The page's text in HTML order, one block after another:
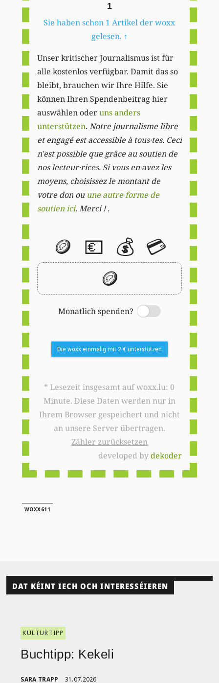
1
Sie haben schon 1 Artikel der woxx
gelesen. ↑
Unser kritischer Journalismus ist für
alle kostenlos verfügbar. Damit das so
bleibt, brauchen wir Ihre Hilfe. Sie
können Ihren Spendenbeitrag hier
auswählen oderuns anders
unterstützen. Notre journalisme libre
et engagé est accessible à tous·tes. Ceci
n'est possible que grâce au soutien de
nos lecteur·rices. Si vous en avez les
moyens, choisissez le montant de
votre don ou une autre forme de
soutien ici. Merci ! .
🪙 💶 💰 💳
🪙
Monatlich spenden?
Switch
Die woxx einmalig mit 2 € unterstützen
* Lesezeit insgesamt auf woxx.lu: 0
Minute. Diese Daten werden nur in
Ihrem Browser gespeichert und nicht
an unsere Server übertragen.
Zähler zurücksetzen
developed bydekoder
WOXX611
DAT KÉINT IECH OCH INTERESSÉIEREN
KULTURTIPP
Buchtipp: Kekeli
SARA TRAPP 31.07.2026